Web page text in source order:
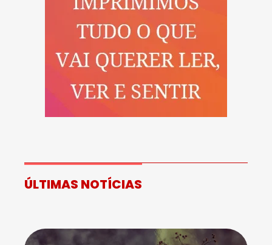
ÚLTIMAS NOTÍCIAS